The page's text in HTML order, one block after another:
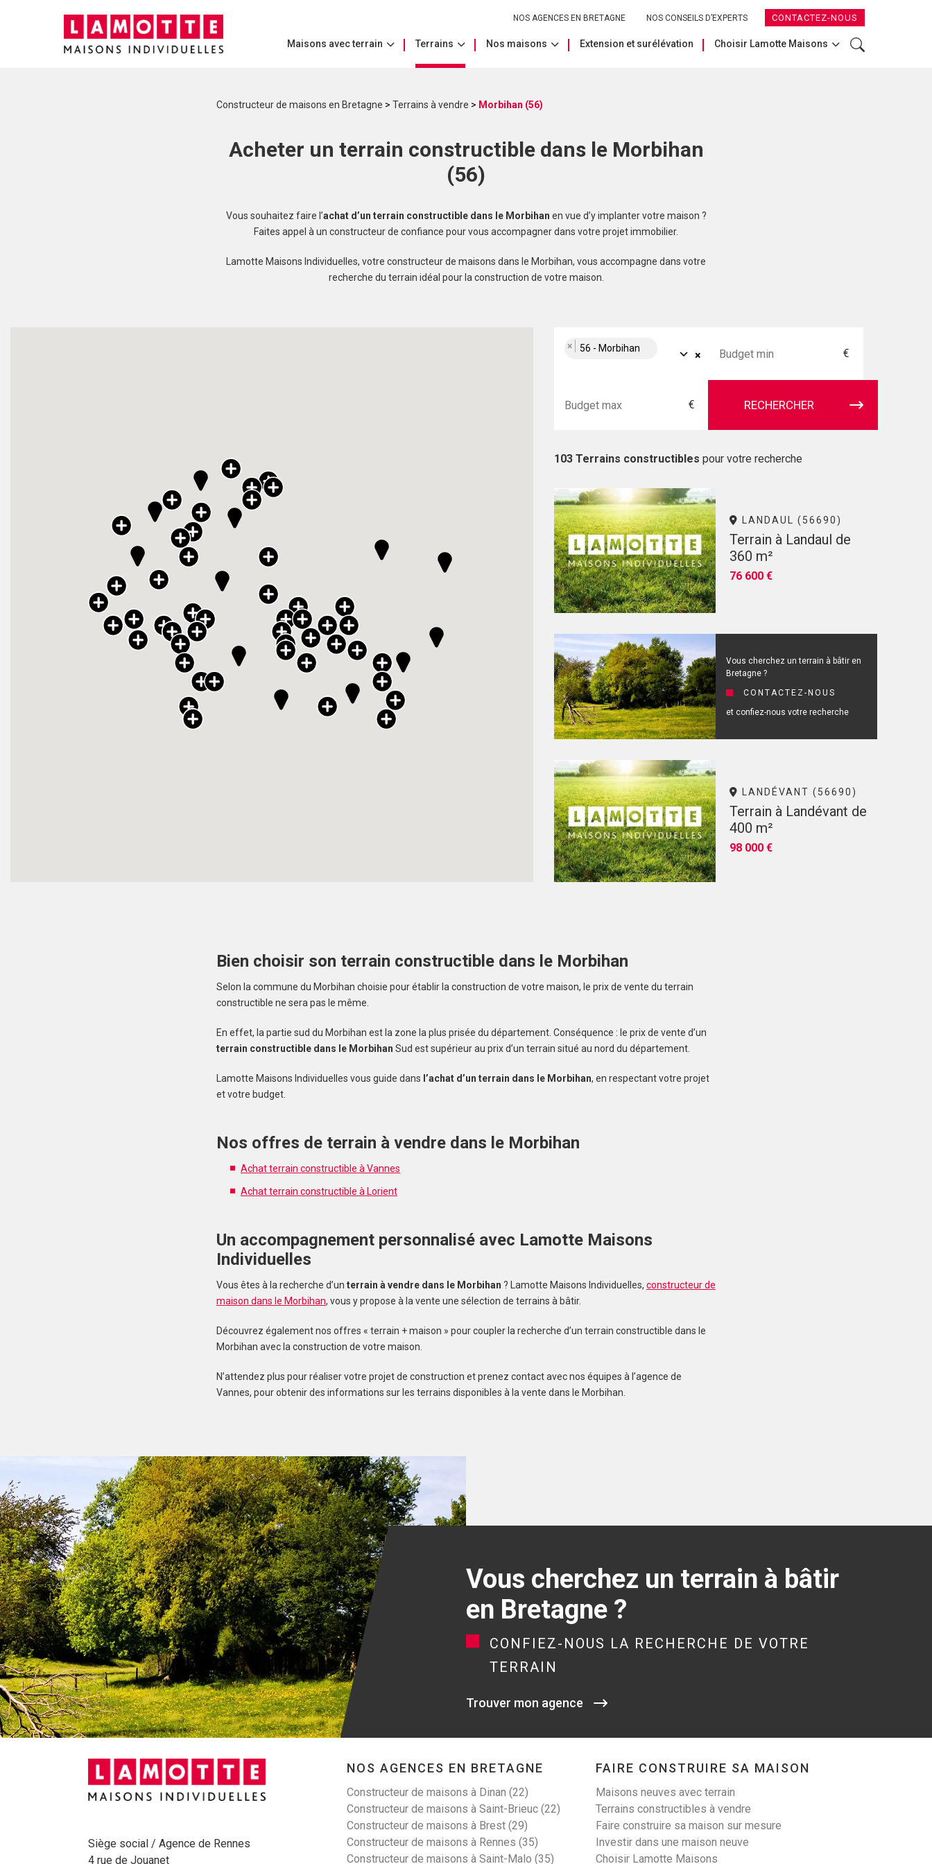
NOS AGENCES EN BRETAGNE NOS CONSEILS D’EXPERTS CONTACTEZ-NOUS
Maisons avec terrain Terrains Nos maisons Extension et surélévation Choisir Lamotte Maisons
Constructeur de maisons en Bretagne > Terrains à vendre > Morbihan (56)
Acheter un terrain constructible dans le Morbihan
(56)
Vous souhaitez faire l’achat d’un terrain constructible dans le Morbihan en vue d’y implanter votre maison ?
Faites appel à un constructeur de confiance pour vous accompagner dans votre projet immobilier.
Lamotte Maisons Individuelles, votre constructeur de maisons dans le Morbihan, vous accompagne dans votre
recherche du terrain idéal pour la construction de votre maison.
×
× 56 - Morbihan €
€ RECHERCHER
103 Terrains constructibles pour votre recherche
LANDAUL (56690)
Terrain à Landaul de
360 m²
76 600 €
Vous cherchez un terrain à bâtir en
Bretagne ?
CONTACTEZ-NOUS
et confiez-nous votre recherche
LANDÉVANT (56690)
Terrain à Landévant de
400 m²
98 000 €
alerte et ne manquez aucun bien correspondant à votre
Terrain à Kergrist de
Terrain à Lanester de
305 m²
99 900 €
Bien choisir son terrain constructible dans le Morbihan
Selon la commune du Morbihan choisie pour établir la construction de votre maison, le prix de vente du terrain
constructible ne sera pas le même.
En effet, la partie sud du Morbihan est la zone la plus prisée du département. Conséquence : le prix de vente d’un
terrain constructible dans le Morbihan Sud est supérieur au prix d’un terrain situé au nord du département.
Lamotte Maisons Individuelles vous guide dans l’achat d’un terrain dans le Morbihan, en respectant votre projet
et votre budget.
Nos offres de terrain à vendre dans le Morbihan
Achat terrain constructible à Vannes
Achat terrain constructible à Lorient
Un accompagnement personnalisé avec Lamotte Maisons
Individuelles
Vous êtes à la recherche d’un terrain à vendre dans le Morbihan ? Lamotte Maisons Individuelles, constructeur de
maison dans le Morbihan, vous y propose à la vente une sélection de terrains à bâtir.
Découvrez également nos offres « terrain + maison » pour coupler la recherche d’un terrain constructible dans le
Morbihan avec la construction de votre maison.
N’attendez plus pour réaliser votre projet de construction et prenez contact avec nos équipes à l’agence de
Vannes, pour obtenir des informations sur les terrains disponibles à la vente dans le Morbihan.
Vous cherchez un terrain à bâtir
en Bretagne ?
CONFIEZ-NOUS LA RECHERCHE DE VOTRE
TERRAIN
Trouver mon agence
Siège social / Agence de Rennes
4 rue de Jouanet
NOS AGENCES EN BRETAGNE
Constructeur de maisons à Dinan (22)
Constructeur de maisons à Saint-Brieuc (22)
Constructeur de maisons à Brest (29)
Constructeur de maisons à Rennes (35)
Constructeur de maisons à Saint-Malo (35)
FAIRE CONSTRUIRE SA MAISON
Maisons neuves avec terrain
Terrains constructibles à vendre
Faire construire sa maison sur mesure
Investir dans une maison neuve
Choisir Lamotte Maisons